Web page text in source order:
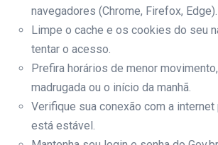
navegadores (Chrome, Firefox, Edge).
Limpe o cache e os cookies do seu
tentar o acesso.
Prefira horários de menor
madrugada ou o início da manhã.
Verifique sua conexão com a internet
está estável.